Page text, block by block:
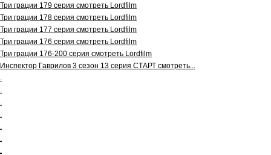
Три грации 179 серия смотреть Lordfilm
Три грации 178 серия смотреть Lordfilm
Три грации 177 серия смотреть Lordfilm
Три грации 176 серия смотреть Lordfilm
Три грации 176-200 серия смотреть Lordfilm
Инспектор Гаврилов 3 сезон 13 серия СТАРТ смотреть...